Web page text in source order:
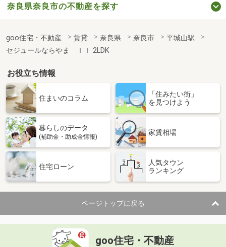
奈良県奈良市の不動産を探す
goo住宅・不動産 賃貸 奈良県 奈良市
平城山駅
セジュールならやま ＩＩ 2LDK
お役立ち情報
住まいのコラム
「住みたい街」
を見つけよう
暮らしのデータ
(補助金・助成金情報)
家賃相場
住宅ローン
人気タウン
ランキング
ページトップに戻る
goo住宅・不動産